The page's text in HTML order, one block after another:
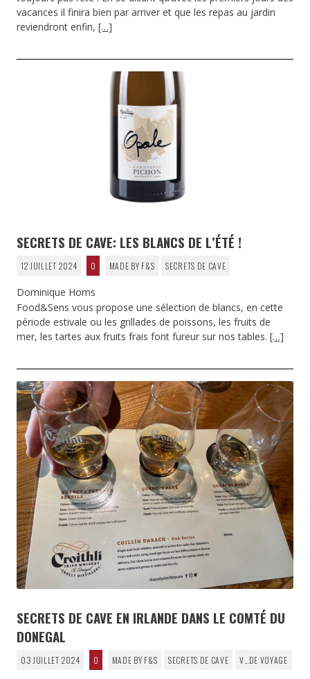
vacances il finira bien par arriver et que les repas au jardin
reviendront enfin, […]
SECRETS DE CAVE: LES BLANCS DE L’ÉTÉ !
12 JUILLET 2024 0 MADE BY F&S SECRETS DE CAVE
Dominique Homs
Food&Sens vous propose une sélection de blancs, en cette
période estivale ou les grillades de poissons, les fruits de
mer, les tartes aux fruits frais font fureur sur nos tables. […]
SECRETS DE CAVE EN IRLANDE DANS LE COMTÉ DU
DONEGAL
03 JUILLET 2024 0 MADE BY F&S SECRETS DE CAVE V…DE VOYAGE